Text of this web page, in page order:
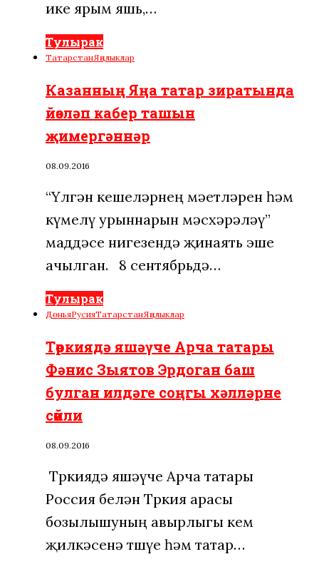
ике ярым яшь,…
Тулырак
ТатарстанЯңалыклар
Казанның Яңа татар зиратында
йөзләп кабер ташын
җимергәннәр
08.09.2016
“Үлгән кешеләрнең мәетләрен һәм
күмелү урыннарын мәсхәрәләү”
маддәсе нигезендә җинаять эше
ачылган. 8 сентябрьдә…
Тулырак
ДөньяРусияТатарстанЯңалыклар
Төркиядә яшәүче Арча татары
Фәнис Зыятов Эрдоган баш
булган илдәге соңгы хәлләрне
сөйли
08.09.2016
Төркиядә яшәүче Арча татары
Россия белән Төркия арасы
бозылышуның авырлыгы кем
җилкәсенә төшүе һәм татар…